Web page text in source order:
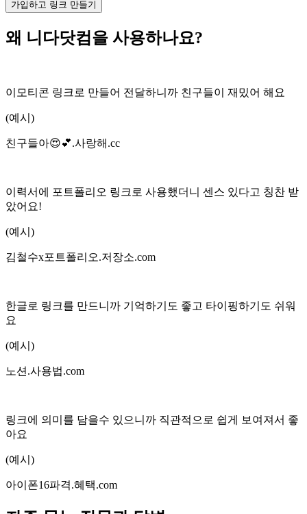
가입하고 링크 만들기
왜 니다닷컴을 사용하나요?
이모티콘 링크로 만들어 전달하니까 친구들이 재밌어 해요
(예시)
친구들아😍💕.사랑해.cc
이력서에 포트폴리오 링크로 사용했더니 센스 있다고 칭찬 받
았어요!
(예시)
김철수x포트폴리오.저장소.com
한글로 링크를 만드니까 기억하기도 좋고 타이핑하기도 쉬워
요
(예시)
노션 .사용법.com
링크에 의미를 담을수 있으니까 직관적으로 쉽게 보여져서 좋
아요
(예시)
아이폰16파격.혜택.com